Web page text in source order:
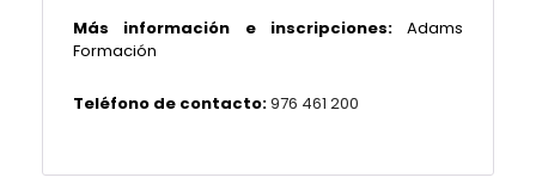
Más información e inscripciones:
Adams
Formación
Teléfono de contacto:976 461 200